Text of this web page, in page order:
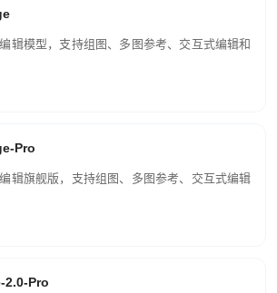
辑模型，支持组图、多图参考、交互式编辑和
Pro
辑旗舰版，支持组图、多图参考、交互式编辑
2.0-Pro